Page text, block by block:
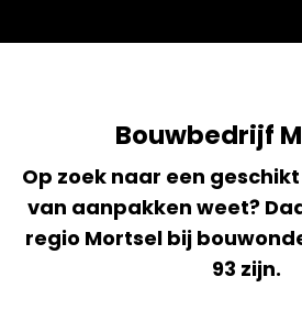
Bouwbedrijf
Op zoek naar een
van aanpakken weet?
regio Mortsel bij
93 zijn.